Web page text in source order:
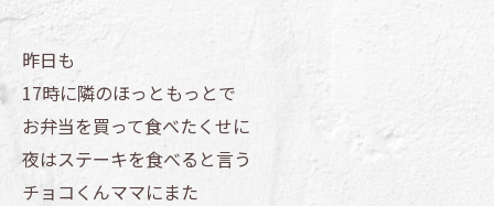
昨日も
17時に隣のほっともっとで
お弁当を買って食べたくせに
夜はステーキを食べると言う
チョコくんママにまた